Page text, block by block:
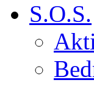
S.O.S.